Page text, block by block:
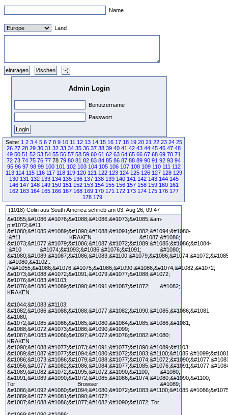
Name
Land
Admin Login
Benutzername
Passwort
Seite: 1 2 3 4 5 6 7 8 9 10 11 12 13 14 15 16 17 18 19 20 21 22 23 24 25
26 27 28 29 30 31 32 33 34 35 36 37 38 39 40 41 42 43 44 45 46 47 48
49 50 51 52 53 54 55 56 57 58 59 60 61 62 63 64 65 66 67 68 69 70 71
72 73 74 75 76 77 78 79 80 81 82 83 84 85 86 87 88 89 90 91 92 93 94
95 96 97 98 99 100 101 102 103 104 105 106 107 108 109 110 111 112
113 114 115 116 117 118 119 120 121 122 123 124 125 126 127 128 129
130 131 132 133 134 135 136 137 138 139 140 141 142 143 144 145
146 147 148 149 150 151 152 153 154 155 156 157 158 159 160 161
162 163 164 165 166 167 168 169 170 171 172 173 174 175 176 177
178 179
(1018) Colin aus South America schrieb am 03. Aug 26, 09:47
&#1055;&#1086;&#1076;&#1088;&#1086;&#1073;&#1085;&am-
p;#1072;&#11
&#1080;&#1085;&#1089;&#1090;&#1088;&#1091;&#1082;&#1094;&#1080-
;&#11 KRAKEN &#1087;&#1086;
&#1073;&#1077;&#1079;&#1086;&#1087;&#1072;&#1089;&#1085;&#1086;&#1084-
;&#10 &#1074;&#1093;&#1086;&#1076;&#1091; &#1080;
;&#1080;&#1102;:
/>&#1055;&#1086;&#1076;&#1075;&#1086;&#1090;&#1086;&#1074;&#1082;&#1072;
&#1073;&#1088;&#1072;&#1091;&#1079;&#1077;&#1088;&#1072;
&#1076;&#1083;&#1103;
&#1076;&#1086;&#1089;&#1090;&#1091;&#1087;&#1072; &#1082;
KRAKEN.
&#1044;&#1083;&#1103;
&#1082;&#1086;&#1088;&#1088;&#1077;&#1082;&#1090;&#1085;&#1086;&#1081;
&#1080;
&#1072;&#1085;&#1086;&#1085;&#1080;&#1084;&#1085;&#1086;&#1081;
&#1088;&#1072;&#1073;&#1086;&#1090;&#1099;
&#1087;&#1083;&#1086;&#1097;&#1072;&#1076;&#1082;&#1080;
KRAKEN
&#1090;&#1088;&#1077;&#1073;&#1091;&#1077;&#1090;&#1089;&#1103;
&#1089;&#1082;&#1072;&#1095;&#1072;&#1090;&#1100; &#1080;
&#1091;&#1089;&#1090;&#1072;&#1085;&#1086;&#1074;&#1080;&#1090;&#1100;
Tor Browser &#1089;
&#1089;&#1072;&#1081;&#1090;&#1072;
&#1087;&#1088;&#1086;&#1077;&#1082;&#1090;&#1072; Tor.